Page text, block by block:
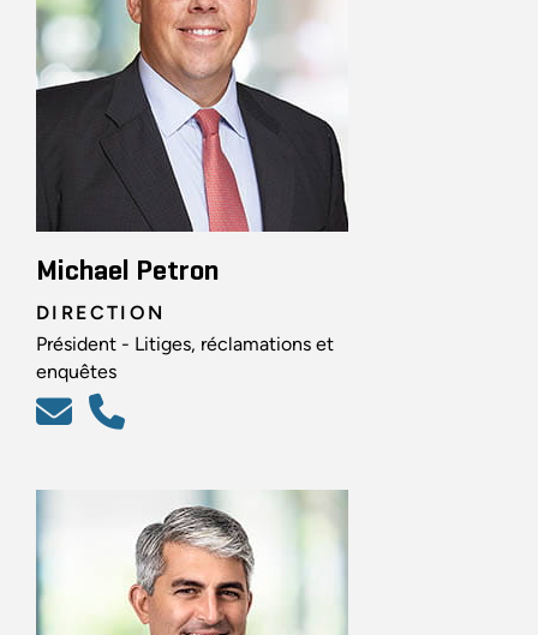
Michael Petron
DIRECTION
Président - Litiges, réclamations et
enquêtes